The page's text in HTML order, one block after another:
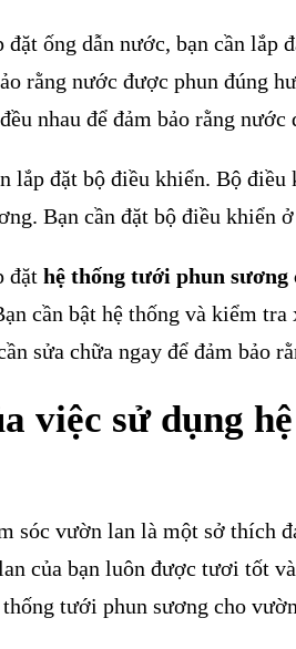
đặt ống dẫn nước, bạn cần
rằng nước được phun đúng
nhau để đảm bảo rằng nước
lắp đặt bộ điều khiển. Bộ
Bạn cần đặt bộ điều khiển
đặt hệ thống tưới phun sương
cần bật hệ thống và kiểm
sửa chữa ngay để đảm bảo
việc sử dụng
sóc vườn lan là một sở thích
của bạn luôn được tươi tốt
tưới phun sương cho